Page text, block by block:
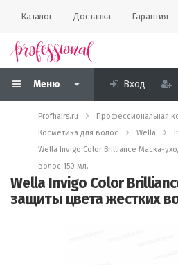
Каталог Доставка Гарантия
Меню Вход
Profhairs.ru
Профессиональная
Косметика для волос
Wella
Wella Invigo Color Brilliance Маска-
волос 150 мл.
Wella Invigo Color
защиты цвета жестких